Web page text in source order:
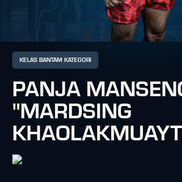
KELAS BANTAM KATEGORI
PANJA
"MARDSING